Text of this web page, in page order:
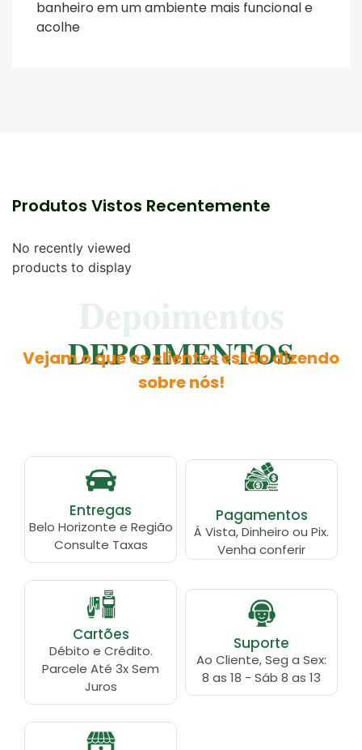
banheiro em um ambiente mais funcional e
acolhe
Produtos Vistos Recentemente
No recently viewed
products to display
DEPOIMENTOS
Vejam o que os clientes estão dizendo
sobre nós!
Entregas
Belo Horizonte e Região
Consulte Taxas
Pagamentos
Á Vista, Dinheiro ou Pix.
Venha conferir
Cartões
Débito e Crédito.
Parcele Até 3x Sem
Juros
Suporte
Ao Cliente, Seg a Sex:
8 as 18 - Sáb 8 as 13